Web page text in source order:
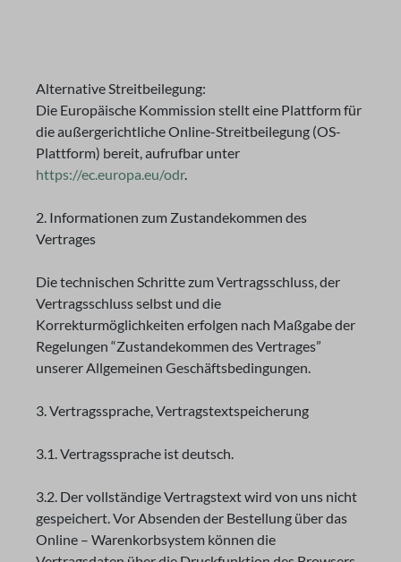
Alternative Streitbeilegung:
Die Europäische Kommission stellt eine Plattform für
die außergerichtliche Online-Streitbeilegung (OS-
Plattform) bereit, aufrufbar unter
https://ec.europa.eu/odr.
2. Informationen zum Zustandekommen des
Vertrages
Die technischen Schritte zum Vertragsschluss, der
Vertragsschluss selbst und die
Korrekturmöglichkeiten erfolgen nach Maßgabe der
Regelungen “Zustandekommen des Vertrages”
unserer Allgemeinen Geschäftsbedingungen.
3. Vertragssprache, Vertragstextspeicherung
3.1. Vertragssprache ist deutsch.
3.2. Der vollständige Vertragstext wird von uns nicht
gespeichert. Vor Absenden der Bestellung über das
Online – Warenkorbsystem können die